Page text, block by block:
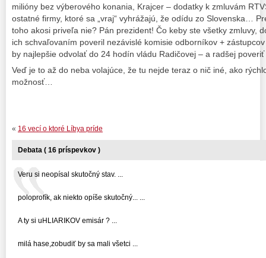
milióny bez výberového konania, Krajcer – dodatky k zmluvám
ostatné firmy, ktoré sa „vraj“ vyhrážajú, že odídu zo Slovenska…
toho akosi priveľa nie? Pán prezident! Čo keby ste všetky zmluvy,
ich schvaľovaním poveril nezávislé komisie odborníkov +
by najlepšie odvolať do 24 hodín vládu Radičovej – a radšej
Veď je to až do neba volajúce, že tu nejde teraz o nič iné, ako
možnosť…
« 16 vecí o ktoré Líbya príde
Debata ( 16 príspevkov )
Veru si neopísal skutočný stav. ...
poloprofík, ak niekto opíše skutočný... ...
A ty si uHLIARIKOV emisár ? ...
milá hase,zobudiť by sa mali všetci ...